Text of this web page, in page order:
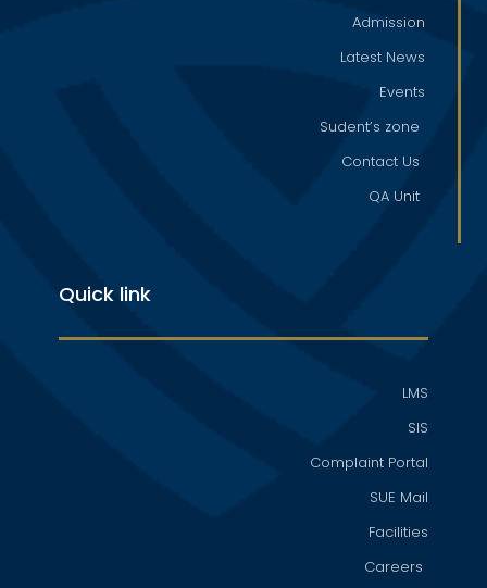
Admission
Latest News
Events
Sudent’s zone
Contact Us
QA Unit
Quick link
LMS
SIS
Complaint Portal
SUE Mail
Facilities
Careers